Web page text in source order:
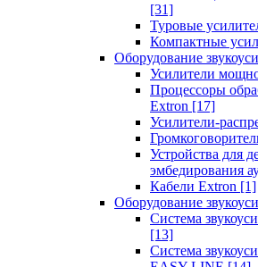
[31]
Туровые
Компактные
Оборудование
Усилители
Процессоры
Extron [17]
Усилители-
Устройства для
эмбедирования
Кабели Extron [1]
Оборудование
Система
[13]
Система